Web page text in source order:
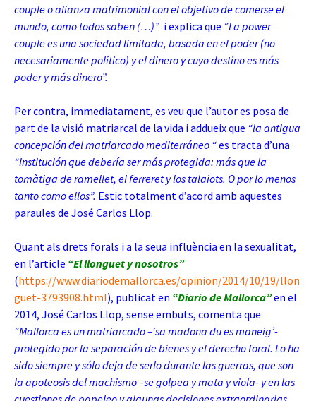
couple o alianza matrimonial con el objetivo de comerse el
mundo, como todos saben (…)” i explica que “La power
couple es una sociedad limitada, basada en el poder (no
necesariamente político) y el dinero y cuyo destino es más
poder y más dinero”.
Per contra, immediatament, es veu que l’autor es posa de
part de la visió matriarcal de la vida i addueix que “la antigua
concepción del matriarcado mediterráneo “es tracta d’una
“Institución que debería ser más protegida: más que la
tomàtiga de ramellet, el ferreret y los talaiots. O por lo menos
tanto como ellos”. Estic totalment d’acord amb aquestes
paraules de José Carlos Llop.
Quant als drets forals i a la seua influència en la sexualitat,
en l’article “El llonguet y nosotros”
(https://www.diariodemallorca.es/opinion/2014/10/19/llon
guet-3793908.html), publicat en “Diario de Mallorca”en el
2014, José Carlos Llop, sense embuts, comenta que
“Mallorca es un matriarcado –‘sa madona du es maneig’-
protegido por la separación de bienes y el derecho foral. Lo ha
sido siempre y sólo deja de serlo durante las guerras, que son
la apoteosis del machismo –se golpea y mata y viola- y en las